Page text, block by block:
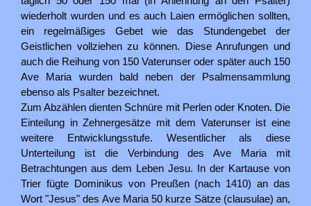
wiederholt wurden und es auch Laien ermöglichen sollten,
ein regelmäßiges Gebet wie das Stundengebet der
Geistlichen vollziehen zu können. Diese Anrufungen und
auch die Reihung von 150 Vaterunser oder später auch 150
Ave Maria wurden bald neben der Psalmensammlung
ebenso als Psalter bezeichnet.
Zum Abzählen dienten Schnüre mit Perlen oder Knoten. Die
Einteilung in Zehnergesätze mit dem Vaterunser ist eine
weitere Entwicklungsstufe. Wesentlicher als diese
Unterteilung ist die Verbindung des Ave Maria mit
Betrachtungen aus dem Leben Jesu. In der Kartause von
Trier fügte Dominikus von Preußen (nach 1410) an das
Wort "Jesus" des Ave Maria 50 kurze Sätze (clausulae) an,